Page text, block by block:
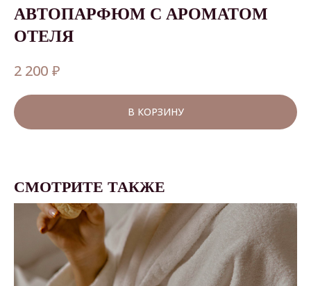
АВТОПАРФЮМ С АРОМАТОМ
ОТЕЛЯ
2 200 ₽
В КОРЗИНУ
СМОТРИТЕ ТАКЖЕ